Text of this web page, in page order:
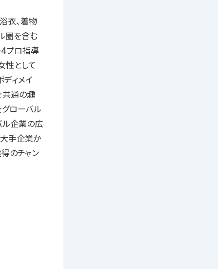
衣、着物
圏を含む
プロ指導
性として
ィメイ
共通の趣
ローバル
ル企業の広
手企業か
のチャン